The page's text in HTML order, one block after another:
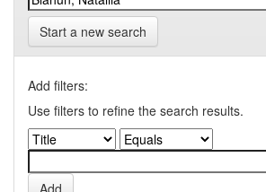
Start a new search
Add filters:
Use filters to refine the search results.